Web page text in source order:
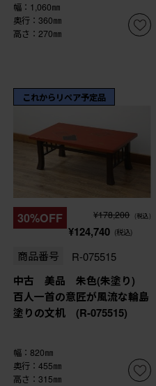
幅：1,060㎜
奥行：360㎜
高さ：270㎜
これからリペア予定品
30%OFF ¥178,200 (税込)
¥124,740 (税込)
商品番号 R-075515
中古 美品 朱色(朱塗り)
百人一首の意匠が風流な輪島
塗りの文机 (R-075515)
幅：820㎜
奥行：455㎜
高さ：315㎜